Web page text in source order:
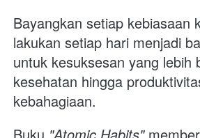
Bayangkan setiap kebiasaan
lakukan setiap hari menjadi
untuk kesuksesan yang
kesehatan hingga
kebahagiaan.